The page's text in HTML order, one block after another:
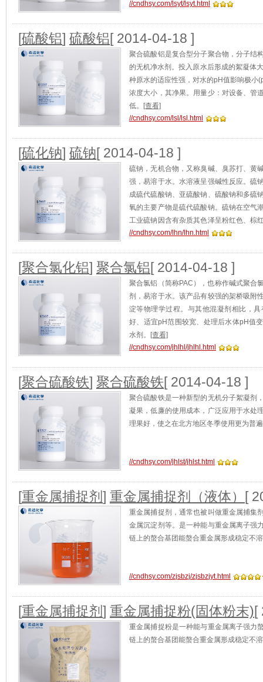
//cndhsy.com/lsyt/lsyt.html
[硫酸铝] 硫酸铝[ 2014-04-18 ]
聚合硫酸铝是复合型分子聚合物，分子结
的无机净水剂。投入原水后形成的絮凝体
种原水的适应性强，对水的pH值影响极小
浓度大小，其净果。用量少：对设备、管
低。
[查看]
//cndhsy.com/lsl/lsl.html
[硫化钠] 硫钠[ 2014-04-18 ]
硫钠，无机合物，又称臭碱、臭苏打、黄
强，易溶于水。水溶液呈强碱性反应。硫
成硫代硫酸钠、亚硫酸钠、硫酸钠和多硫
氧的主要产物是硫代硫酸钠。硫钠在空气
工业硫钠因含有杂质其色泽呈粉红色、棕
质影响而异。[查看]
//cndhsy.com/lhn/lhn.html
[聚合氯化铝] 聚合氯铝[ 2014-04-18 ]
聚合氯铝（简称PAC），也称作碱式聚合
剂，易溶于水。该产品有较强的架桥吸附
淀等物理学过程。与其他混凝剂相比，
好、适宜pH范围较宽、处理后水体pH值
水剂。
[查看]
//cndhsy.com/jhlhl/jhlhl.html
[聚合硫酸铁] 聚合硫酸铁[ 2014-04-18 ]
聚合硫酸铁是一种新型的无机分子絮凝剂
凝果，低廉的使用成本，广泛应用于水处
理果好，使之在北方地区冬季使用更为普
//cndhsy.com/jhlst/jhlst.html
[重金属捕捉剂 ] 重金属捕捉剂（液体） [
重金属捕捉剂，通常也被叫做重金属捕集
金属沉淀剂等。是一种能与重金属离子强
链上的螯合基团能螯合重金属形成稳定不
//cndhsy.com/zjsbzj/zjsbzjyt.html
[重金属捕捉剂 ] 重金属捕捉粉(固体粉末)[
重金属捕捉粉是一种能与重金属离子强力
链上的螯合基团能螯合重金属形成稳定不